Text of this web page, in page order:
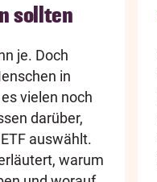
sollten
je. Doch
in
vielen noch
darüber,
auswählt.
warum